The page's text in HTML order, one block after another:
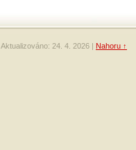
Aktualizováno: 24. 4. 2026 | Nahoru ↑